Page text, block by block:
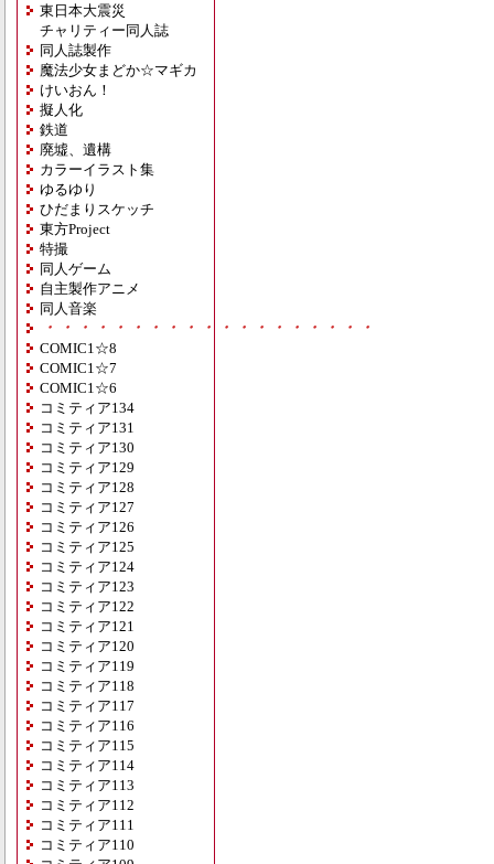
東日本大震災
チャリティー同人誌
同人誌製作
魔法少女まどか☆マギカ
けいおん！
擬人化
鉄道
廃墟、遺構
カラーイラスト集
ゆるゆり
ひだまりスケッチ
東方Project
特撮
同人ゲーム
自主製作アニメ
同人音楽
・・・・・・・・・・・・・・・・・・・
COMIC1☆8
COMIC1☆7
COMIC1☆6
コミティア134
コミティア131
コミティア130
コミティア129
コミティア128
コミティア127
コミティア126
コミティア125
コミティア124
コミティア123
コミティア122
コミティア121
コミティア120
コミティア119
コミティア118
コミティア117
コミティア116
コミティア115
コミティア114
コミティア113
コミティア112
コミティア111
コミティア110